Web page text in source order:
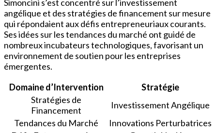
Simoncini s’est concentré sur l’investissement
angélique et des stratégies de financement sur mesure
qui répondaient aux défis entrepreneuriaux courants.
Ses idées sur les tendances du marché ont guidé de
nombreux incubateurs technologiques, favorisant un
environnement de soutien pour les entreprises
émergentes.
Domaine d’Intervention
Stratégie
Stratégies de
Financement
Investissement Angélique
Tendances du Marché
Innovations Perturbatrices